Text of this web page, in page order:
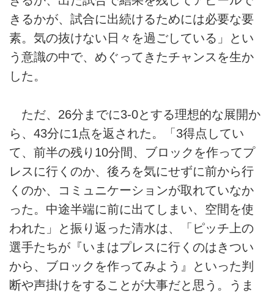
きるかが、試合に出続けるためには必要な要
素。気の抜けない日々を過ごしている」とい
う意識の中で、めぐってきたチャンスを生か
した。
ただ、26分までに3-0とする理想的な展開か
ら、43分に1点を返された。「3得点してい
て、前半の残り10分間、ブロックを作ってプ
レスに行くのか、後ろを気にせずに前から行
くのか、コミュニケーションが取れていなか
った。中途半端に前に出てしまい、空間を使
われた」と振り返った清水は、「ピッチ上の
選手たちが『いまはプレスに行くのはきつい
から、ブロックを作ってみよう』といった判
断や声掛けをすることが大事だと思う。うま